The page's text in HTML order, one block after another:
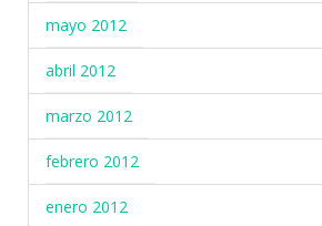
mayo 2012
abril 2012
marzo 2012
febrero 2012
enero 2012